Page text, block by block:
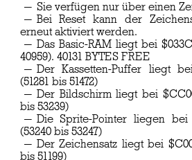
Sie verfügen nur über einen
Bei Reset kann der
erneut aktiviert werden.
Das Basic-RAM liegt bei
40959). 40131 BYTES FREE
Der Kassetten-Puffer liegt
(51281 bis 51472)
Der Bildschirm liegt bei
bis 53239)
Die Sprite-Pointer liegen
(53240 bis 53247)
Der Zeichensatz liegt bei
bis 51199)